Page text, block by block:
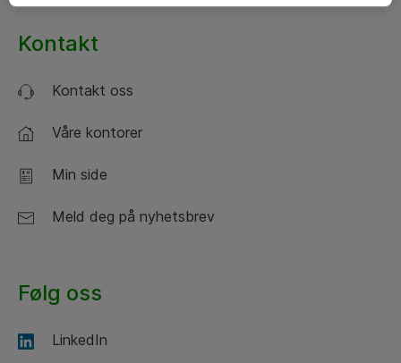
Kontakt
Kontakt oss
Våre kontorer
Min side
Meld deg på nyhetsbrev
Følg oss
LinkedIn